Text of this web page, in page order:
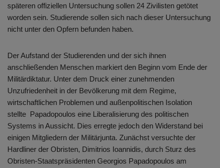
späteren offiziellen Untersuchung sollen 24 Zivilisten getötet
worden sein. Studierende sollen sich nach dieser Untersuchung
nicht unter den Opfern befunden haben.
Der Aufstand der Studierenden und der sich ihnen
anschließenden Menschen markiert den Beginn vom Ende der
Militärdiktatur. Unter dem Druck einer zunehmenden
Unzufriedenheit in der Bevölkerung mit dem Regime,
wirtschaftlichen Problemen und außenpolitischen Isolation
stellte Papadopoulos eine Liberalisierung des politischen
Systems in Aussicht. Dies erregte jedoch den Widerstand bei
einigen Mitgliedern der Militärjunta. Zunächst versuchte der
Hardliner der Obristen, Dimitrios Ioannidis, durch Sturz des
Obristen-Staatspräsidenten Georgios Papadopoulos am